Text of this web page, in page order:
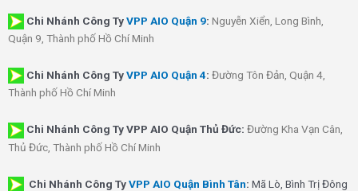
Chi Nhánh Công TyVPP AIO Quận 9: Nguyễn Xiển, Long Bình,
Quận 9, Thành phố Hồ Chí Minh
Chi Nhánh Công TyVPP AIO Quận 4: Đường Tôn Đản, Quận 4,
Thành phố Hồ Chí Minh
Chi Nhánh Công Ty VPP AIO Quận Thủ Đức: Đường Kha Vạn Cân,
Thủ Đức, Thành phố Hồ Chí Minh
Chi Nhánh Công TyVPP AIO Quận Bình Tân: Mã Lò, Bình Trị Đông